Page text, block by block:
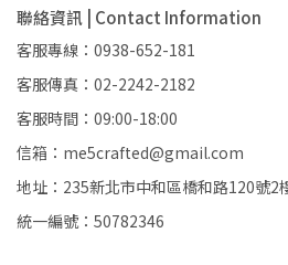
聯絡資訊 | Contact Information
客服專線：0938-652-181
客服傳真：02-2242-2182
客服時間：09:00-18:00
信箱：me5crafted@gmail.com
地址：235新北市中和區橋和路120號2
統一編號：50782346